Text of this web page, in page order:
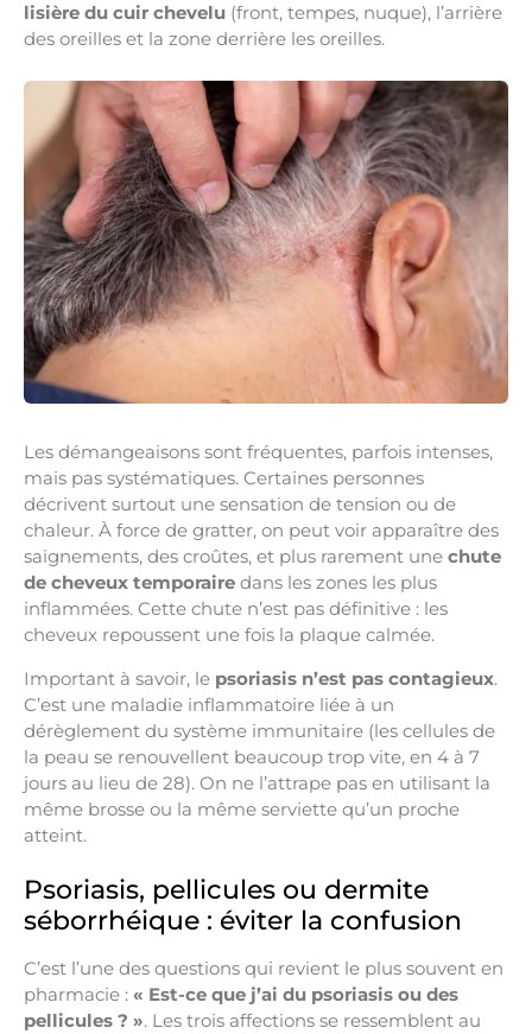
lisière du cuir chevelu (front, tempes, nuque), l’arrière
des oreilles et la zone derrière les oreilles.
Les démangeaisons sont fréquentes, parfois intenses,
mais pas systématiques. Certaines personnes
décrivent surtout une sensation de tension ou de
chaleur. À force de gratter, on peut voir apparaître des
saignements, des croûtes, et plus rarement une chute
de cheveux temporaire dans les zones les plus
inflammées. Cette chute n’est pas définitive : les
cheveux repoussent une fois la plaque calmée.
Important à savoir, le psoriasis n’est pas contagieux.
C’est une maladie inflammatoire liée à un
dérèglement du système immunitaire (les cellules de
la peau se renouvellent beaucoup trop vite, en 4 à 7
jours au lieu de 28). On ne l’attrape pas en utilisant la
même brosse ou la même serviette qu’un proche
atteint.
Psoriasis, pellicules ou dermite
séborrhéique : éviter la confusion
C’est l’une des questions qui revient le plus souvent en
pharmacie : « Est-ce que j’ai du psoriasis ou des
pellicules ? ». Les trois affections se ressemblent au